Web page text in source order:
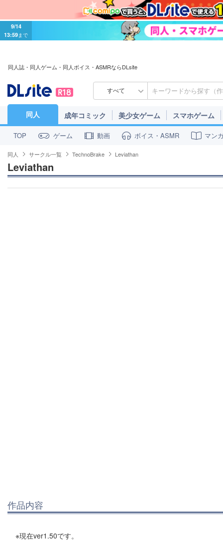
9/14
13:59まで
同人誌・同人ゲーム・同人ボイス・ASMRならDLsite
すべて
同人 成年コミック 美少女ゲーム スマホゲーム
TOP ゲーム 動画 ボイス・ASMR マン
同人 サークル一覧 TechnoBrake Leviathan
Leviathan
作品内容
※現在ver1.50です。